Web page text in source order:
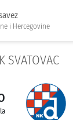
i Hercegovine
SVATOVAC